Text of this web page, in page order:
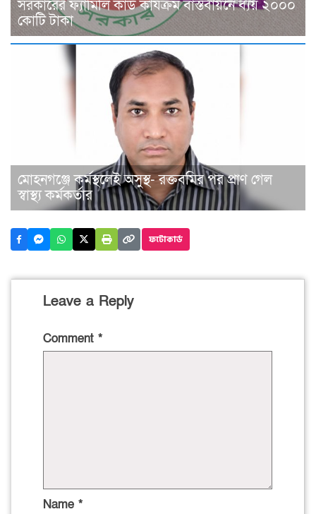
সরকারের ফ্যামিলি কার্ড কার্যক্রম বাস্তবায়নে ব্যয় ২০০০
কোটি টাকা
মোহনগঞ্জে কর্মস্থলেই অসুস্থ- রক্তবমির পর প্রাণ গেল
স্বাস্থ্য কর্মকর্তার
ফটোকার্ড
Leave a Reply
Comment *
Name *